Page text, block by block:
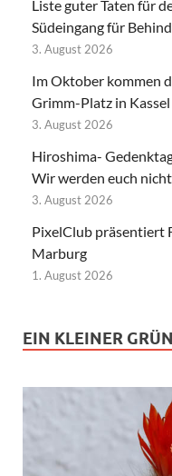
Liste guter Taten für
Südeingang für
3. August 2026
Im Oktober kommen
Grimm-Platz in Kassel
3. August 2026
Hiroshima-
Wir werden euch
3. August 2026
PixelClub präsentiert
Marburg
1. August 2026
EIN KLEINER